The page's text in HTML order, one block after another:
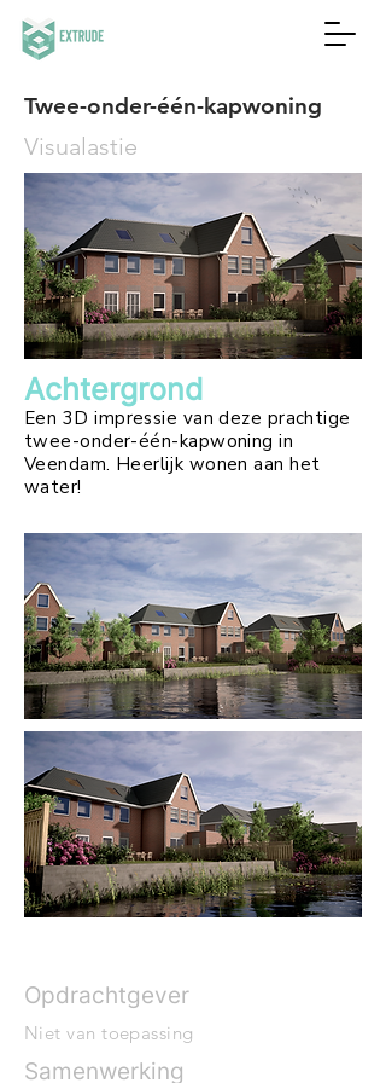
Twee-onder-één-kapwoning
Visualastie
Achtergrond
Een 3D impressie van deze prachtige
twee-onder-één-kapwoning in
Veendam. Heerlijk wonen aan het
water!
Opdrachtgever
Niet van toepassing
Samenwerking